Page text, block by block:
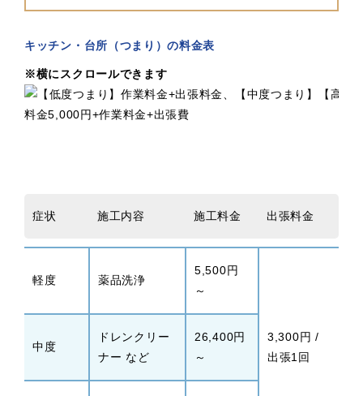
キッチン・台所（つまり）の料金表
※横にスクロールできます
症状 施工内容 施工料金 出張料金
軽度 薬品洗浄
5,500円
～
3,300円 /
出張1回
中度
ドレンクリー
ナー など
26,400円
～